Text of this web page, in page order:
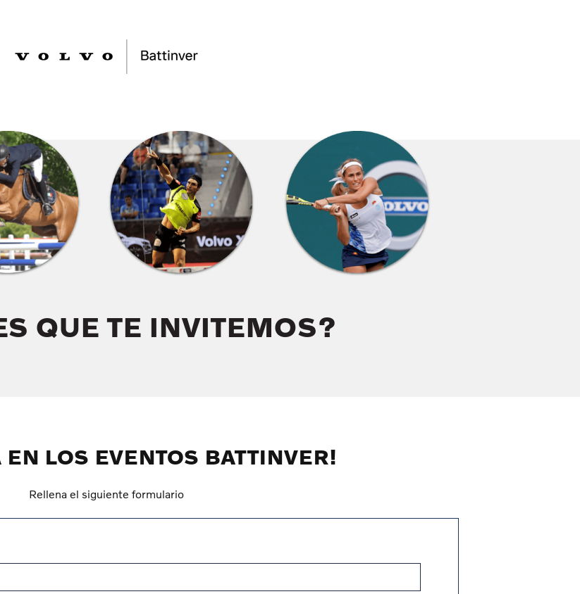
QUE TE INVITEMOS?
EN LOS EVENTOS BATTINVER!
Rellena el siguiente formulario